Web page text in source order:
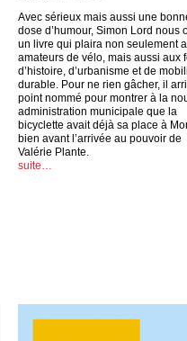
Avec sérieux mais aussi une
dose d’humour, Simon Lord nous
un livre qui plaira non seulement
amateurs de vélo, mais aussi aux
d’histoire, d’urbanisme et de
durable. Pour ne rien gâcher, il
point nommé pour montrer à la
administration municipale que la
bicyclette avait déjà sa place à
bien avant l’arrivée au pouvoir de
Valérie Plante.
suite…